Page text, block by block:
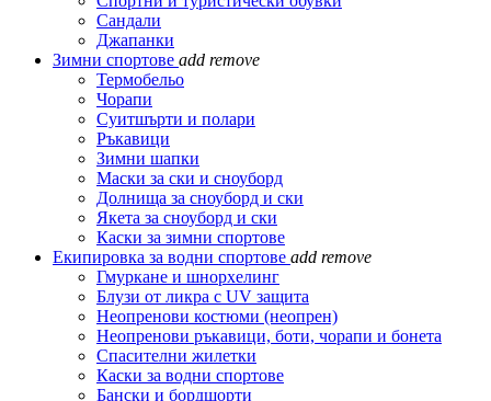
Сандали
Джапанки
Зимни спортове add remove
Термобельо
Чорапи
Суитшърти и полари
Ръкавици
Зимни шапки
Маски за ски и сноуборд
Долнища за сноуборд и ски
Якета за сноуборд и ски
Каски за зимни спортове
Екипировка за водни спортове add remove
Гмуркане и шнорхелинг
Блузи от ликра с UV защита
Неопренови костюми (неопрен)
Неопренови ръкавици, боти, чорапи и бонета
Спасителни жилетки
Каски за водни спортове
Бански и бордшорти